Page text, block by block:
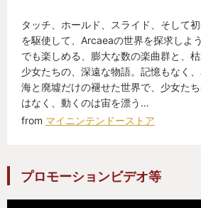
タッチ、ホールド、スライド、そして
を駆使して、Arcaeaの世界を探求しよ
でも楽しめる、膨大な数の楽曲群と、
少女たちの、深遠な物語。記憶もなく
海と廃墟だけの褪せた世界で、少女た
はなく、動くのは宙を漂う…
from マイニンテンドーストア
プロモーションビデオ等